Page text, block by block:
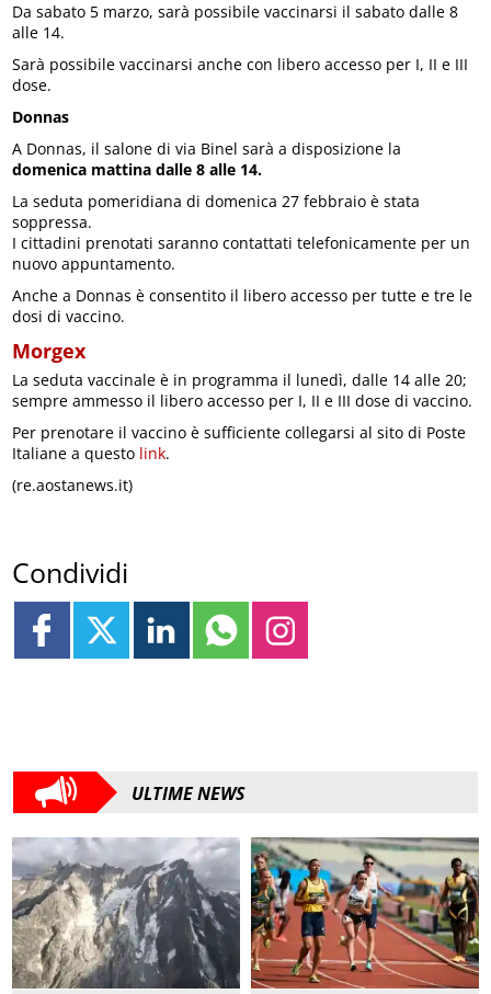
Da sabato 5 marzo, sarà possibile vaccinarsi il sabato dalle 8
alle 14.
Sarà possibile vaccinarsi anche con libero accesso per I, II e III
dose.
Donnas
A Donnas, il salone di via Binel sarà a disposizione la
domenica mattina dalle 8 alle 14.
La seduta pomeridiana di domenica 27 febbraio è stata
soppressa.
I cittadini prenotati saranno contattati telefonicamente per un
nuovo appuntamento.
Anche a Donnas è consentito il libero accesso per tutte e tre le
dosi di vaccino.
Morgex
La seduta vaccinale è in programma il lunedì, dalle 14 alle 20;
sempre ammesso il libero accesso per I, II e III dose di vaccino.
Per prenotare il vaccino è sufficiente collegarsi al sito di Poste
Italiane a questo link.
(re.aostanews.it)
Condividi
ULTIME NEWS